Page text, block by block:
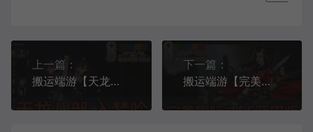
上一篇：
搬运端游【天龙八部】入梦吟最终版内置GM内置辅助无字谱名仕星盘华裳大背包虚拟机一键端
下一篇：
搬运端游【完美国际】V155蓝田版视频教程GM后台